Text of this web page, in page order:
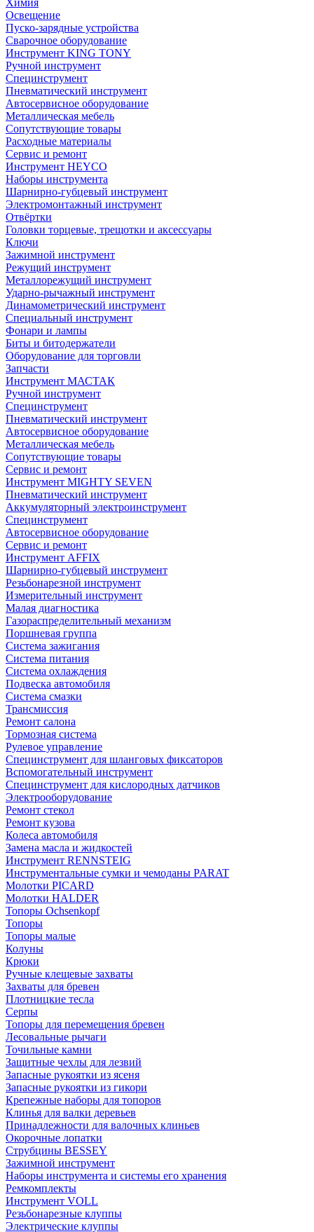
Химия
Освещение
Пуско-зарядные устройства
Сварочное оборудование
Инструмент KING TONY
Ручной инструмент
Специнструмент
Пневматический инструмент
Автосервисное оборудование
Металлическая мебель
Сопутствующие товары
Расходные материалы
Сервис и ремонт
Инструмент HEYCO
Наборы инструмента
Шарнирно-губцевый инструмент
Электромонтажный инструмент
Отвёртки
Головки торцевые, трещотки и аксессуары
Ключи
Зажимной инструмент
Режущий инструмент
Металлорежущий инструмент
Ударно-рычажный инструмент
Динамометрический инструмент
Специальный инструмент
Фонари и лампы
Биты и битодержатели
Оборудование для торговли
Запчасти
Инструмент МАСТАК
Ручной инструмент
Специнструмент
Пневматический инструмент
Автосервисное оборудование
Металлическая мебель
Сопутствующие товары
Сервис и ремонт
Инструмент MIGHTY SEVEN
Пневматический инструмент
Аккумуляторный электроинструмент
Специнструмент
Автосервисное оборудование
Сервис и ремонт
Инструмент AFFIX
Шарнирно-губцевый инструмент
Резьбонарезной инструмент
Измерительный инструмент
Малая диагностика
Газораспределительный механизм
Поршневая группа
Система зажигания
Система питания
Система охлаждения
Подвеска автомобиля
Система смазки
Трансмиссия
Ремонт салона
Тормозная система
Рулевое управление
Специнструмент для шланговых фиксаторов
Вспомогательный инструмент
Специнструмент для кислородных датчиков
Электрооборудование
Ремонт стекол
Ремонт кузова
Колеса автомобиля
Замена масла и жидкостей
Инструмент RENNSTEIG
Инструментальные сумки и чемоданы PARAT
Молотки PICARD
Молотки HALDER
Топоры Ochsenkopf
Топоры
Топоры малые
Колуны
Крюки
Ручные клещевые захваты
Захваты для бревен
Плотницкие тесла
Серпы
Топоры для перемещения бревен
Лесовальные рычаги
Точильные камни
Защитные чехлы для лезвий
Запасные рукоятки из ясеня
Запасные рукоятки из гикори
Крепежные наборы для топоров
Клинья для валки деревьев
Принадлежности для валочных клиньев
Окорочные лопатки
Струбцины BESSEY
Зажимной инструмент
Наборы инструмента и системы его хранения
Ремкомплекты
Инструмент VOLL
Резьбонарезные клуппы
Электрические клуппы